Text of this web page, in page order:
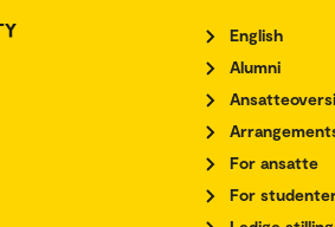
English
Alumni
For ansatte
For